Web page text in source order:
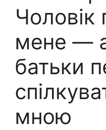
Чоловік
мене —
батьки
мною